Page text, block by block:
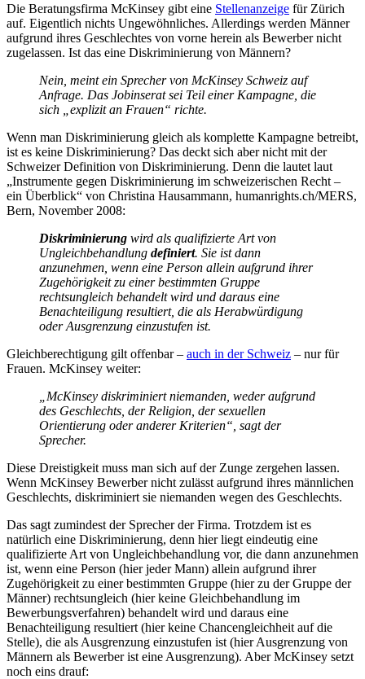
Die Beratungsfirma McKinsey gibt eine Stellenanzeige für Zürich
auf. Eigentlich nichts Ungewöhnliches. Allerdings werden Männer
aufgrund ihres Geschlechtes von vorne herein als Bewerber nicht
zugelassen. Ist das eine Diskriminierung von Männern?
Nein, meint ein Sprecher von McKinsey Schweiz auf
Anfrage. Das Jobinserat sei Teil einer Kampagne, die
sich „explizit an Frauen“ richte.
Wenn man Diskriminierung gleich als komplette Kampagne betreibt,
ist es keine Diskriminierung? Das deckt sich aber nicht mit der
Schweizer Definition von Diskriminierung. Denn die lautet laut
„Instrumente gegen Diskriminierung im schweizerischen Recht –
ein Überblick“ von Christina Hausammann, humanrights.ch/MERS,
Bern, November 2008:
Diskriminierung wird als qualifizierte Art von
Ungleichbehandlung definiert. Sie ist dann
anzunehmen, wenn eine Person allein aufgrund ihrer
Zugehörigkeit zu einer bestimmten Gruppe
rechtsungleich behandelt wird und daraus eine
Benachteiligung resultiert, die als Herabwürdigung
oder Ausgrenzung einzustufen ist.
Gleichberechtigung gilt offenbar – auch in der Schweiz – nur für
Frauen. McKinsey weiter:
„McKinsey diskriminiert niemanden, weder aufgrund
des Geschlechts, der Religion, der sexuellen
Orientierung oder anderer Kriterien“, sagt der
Sprecher.
Diese Dreistigkeit muss man sich auf der Zunge zergehen lassen.
Wenn McKinsey Bewerber nicht zulässt aufgrund ihres männlichen
Geschlechts, diskriminiert sie niemanden wegen des Geschlechts.
Das sagt zumindest der Sprecher der Firma. Trotzdem ist es
natürlich eine Diskriminierung, denn hier liegt eindeutig eine
qualifizierte Art von Ungleichbehandlung vor, die dann anzunehmen
ist, wenn eine Person (hier jeder Mann) allein aufgrund ihrer
Zugehörigkeit zu einer bestimmten Gruppe (hier zu der Gruppe der
Männer) rechtsungleich (hier keine Gleichbehandlung im
Bewerbungsverfahren) behandelt wird und daraus eine
Benachteiligung resultiert (hier keine Chancengleichheit auf die
Stelle), die als Ausgrenzung einzustufen ist (hier Ausgrenzung von
Männern als Bewerber ist eine Ausgrenzung). Aber McKinsey setzt
noch eins drauf: